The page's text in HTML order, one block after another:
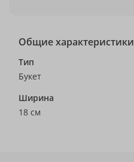
Общие характеристики
Тип
Букет
Ширина
18 см